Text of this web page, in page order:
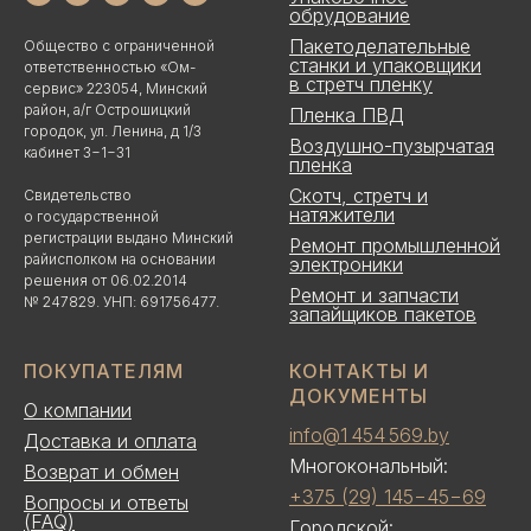
Общество с ограниченной
ответственностью «Ом-
сервис» 223054, Минский
район, а/г Острошицкий
городок, ул. Ленина, д 1/3
кабинет 3−1−31
Свидетельство
о государственной
регистрации выдано Минский
райисполком на основании
решения от 06.02.2014
№ 247829. УНП: 691756477.
обрудование
Пакетоделательные
станки и упаковщики
в стретч пленку
Пленка ПВД
Воздушно-пузырчатая
пленка
Скотч, стретч и
натяжители
Ремонт промышленной
электроники
Ремонт и запчасти
запайщиков пакетов
ПОКУПАТЕЛЯМ
О компании
Доставка и оплата
Возврат и обмен
Вопросы и ответы
(FAQ)
КОНТАКТЫ И
ДОКУМЕНТЫ
info@1 454 569.by
Многокональный:
+375 (29) 145−45−69